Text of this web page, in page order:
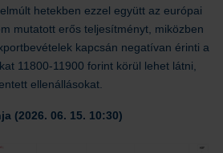
hetekben ezzel együtt az európai
mutatott erős teljesítményt, miközben
kapcsán negatívan érinti a
11800-11900 forint körül lehet látni,
ellenállásokat.
(2026. 06. 15. 10:30)